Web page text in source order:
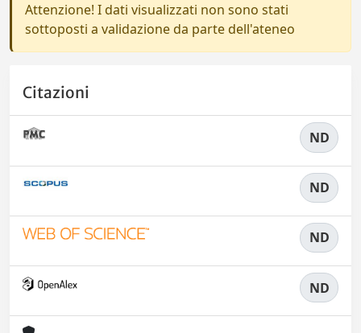
Attenzione! I dati visualizzati non sono stati
sottoposti a validazione da parte dell'ateneo
Citazioni
ND
ND
ND
ND